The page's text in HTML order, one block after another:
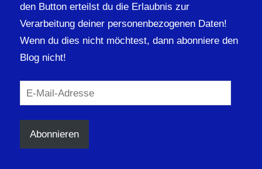
den Button erteilst du die Erlaubnis zur
Verarbeitung deiner personenbezogenen Daten!
Wenn du dies nicht möchtest, dann abonniere den
Blog nicht!
E-
Mail-
Adresse
Abonnieren